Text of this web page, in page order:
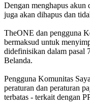
Dengan menghapus akun
juga akan dihapus dan
TheONE dan pengguna
bermaksud untuk
didefinisikan dalam pasal
Belanda.
Pengguna Komunitas
peraturan dan peraturan
terbatas - terkait dengan